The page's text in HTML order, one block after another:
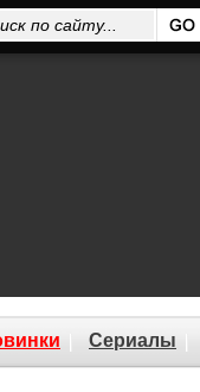
Сериалы